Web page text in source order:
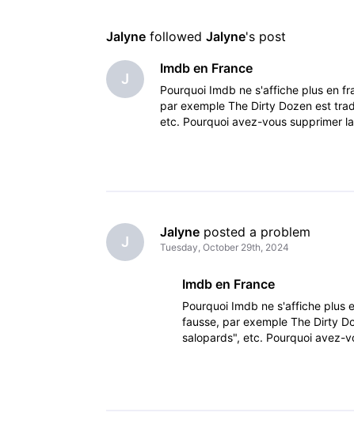
Jalyne followed Jalyne's post
J
Imdb en France
Pourquoi Imdb ne s'affiche plus en
par exemple The Dirty Dozen est
etc. Pourquoi avez-vous supprimer
J
Jalyne posted a problem
Tuesday, October 29th, 2024
Imdb en France
Pourquoi Imdb ne s'affiche plus
fausse, par exemple The Dirty
salopards", etc. Pourquoi avez-